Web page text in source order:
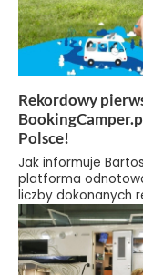
Rekordowy
Polsce!
Jak informuje
platforma
liczby dokonanych